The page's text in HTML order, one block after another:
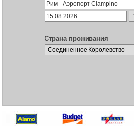
Страна проживания